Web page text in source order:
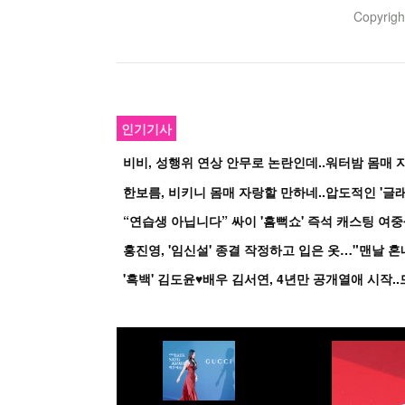
인기기사
비비, 성행위 연상 안무로 논란인데..워터밤 몸매
한보름, 비키니 몸매 자랑할 만하네..압도적인 '글
홍진영, '임신설' 종결 작정하고 입은 옷…"맨날 혼